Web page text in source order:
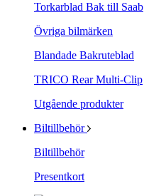
Torkarblad Bak till Saab
Övriga bilmärken
Blandade Bakruteblad
TRICO Rear Multi-Clip
Utgående produkter
Biltillbehör
Biltillbehör
Presentkort